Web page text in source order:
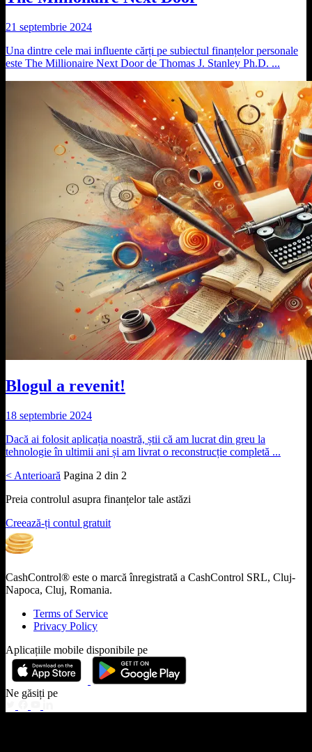
21 septembrie 2024
Una dintre cele mai influente cărți pe subiectul finanțelor personale
este The Millionaire Next Door de Thomas J. Stanley Ph.D. ...
Blogul a revenit!
18 septembrie 2024
Dacă ai folosit aplicația noastră, știi că am lucrat din greu la
tehnologie în ultimii ani și am livrat o reconstrucție completă ...
< Anterioară Pagina 2 din 2
Preia controlul asupra finanțelor tale astăzi
Creează-ți contul gratuit
CashControl® este o marcă înregistrată a CashControl SRL, Cluj-
Napoca, Cluj, Romania.
Terms of Service
Privacy Policy
Aplicațiile mobile disponibile pe
Ne găsiți pe